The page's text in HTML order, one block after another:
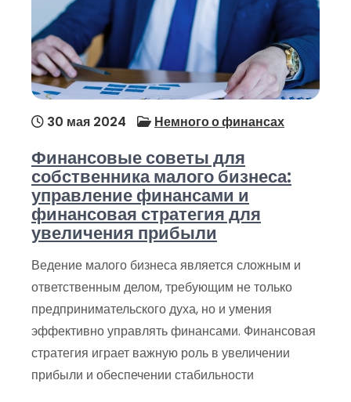
30 мая 2024 Немного о финансах
Финансовые советы для
собственника малого бизнеса:
управление финансами и
финансовая стратегия для
увеличения прибыли
Ведение малого бизнеса является сложным и
ответственным делом, требующим не только
предпринимательского духа, но и умения
эффективно управлять финансами. Финансовая
стратегия играет важную роль в увеличении
прибыли и обеспечении стабильности